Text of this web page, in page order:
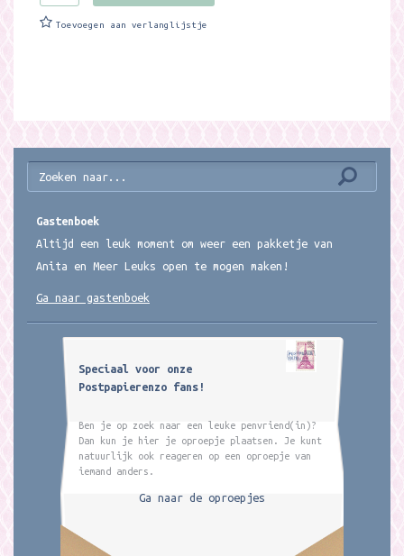
Toevoegen aan verlanglijstje
Gastenboek
Altijd een leuk moment om weer een pakketje van
Anita en Meer Leuks open te mogen maken!
Ga naar gastenboek
Speciaal voor onze
Postpapierenzo fans!
Ben je op zoek naar een leuke penvriend(in)?
Dan kun je hier je oproepje plaatsen. Je kunt
natuurlijk ook reageren op een oproepje van
iemand anders.
Ga naar de oproepjes